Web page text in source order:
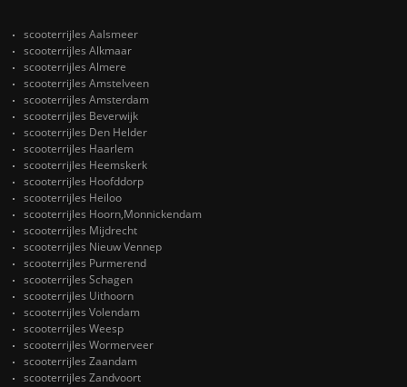
scooterrijles Aalsmeer
scooterrijles Alkmaar
scooterrijles Almere
scooterrijles Amstelveen
scooterrijles Amsterdam
scooterrijles Beverwijk
scooterrijles Den Helder
scooterrijles Haarlem
scooterrijles Heemskerk
scooterrijles Hoofddorp
scooterrijles Heiloo
scooterrijles Hoorn,Monnickendam
scooterrijles Mijdrecht
scooterrijles Nieuw Vennep
scooterrijles Purmerend
scooterrijles Schagen
scooterrijles Uithoorn
scooterrijles Volendam
scooterrijles Weesp
scooterrijles Wormerveer
scooterrijles Zaandam
scooterrijles Zandvoort